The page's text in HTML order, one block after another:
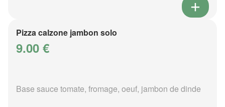
Pizza calzone jambon solo
9.00 €
Base sauce tomate, fromage, oeuf, jambon de dinde